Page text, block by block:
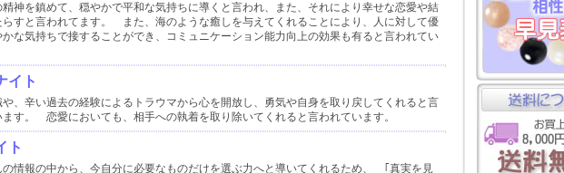
精神を鎮めて、穏やかで平和な気持ちに導くと言われ、また、それにより幸せな恋愛や結
らすと言われてます。 また、海のような癒しを与えてくれることにより、人に対して優
かな気持ちで接することができ、コミュニケーション能力向上の効果も有ると言われてい
イト
や、辛い過去の経験によるトラウマから心を開放し、勇気や自身を取り戻してくれると言
ます。 恋愛においても、相手への執着を取り除いてくれると言われています。
ト
の情報の中から、今自分に必要なものだけを選ぶ力へと導いてくれるため、 ｢真実を見